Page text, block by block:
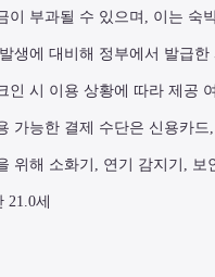
이 부과될 수 있으며, 이는 숙
생에 대비해 정부에서 발급
인 시 이용 상황에 따라 제공
가능한 결제 수단은 신용카
위해 소화기, 연기 감지기,
세